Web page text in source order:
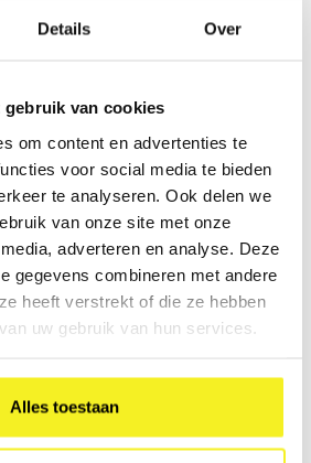
Details Over
gebruik van cookies
om content en advertenties te
voor social media te bieden
te analyseren. Ook delen we
van onze site met onze
adverteren en analyse. Deze
gegevens combineren met andere
heeft verstrekt of die ze hebben
uw gebruik van hun services.
Alles toestaan
te presenteren.
achter